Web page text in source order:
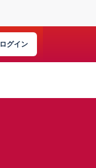
ログイン